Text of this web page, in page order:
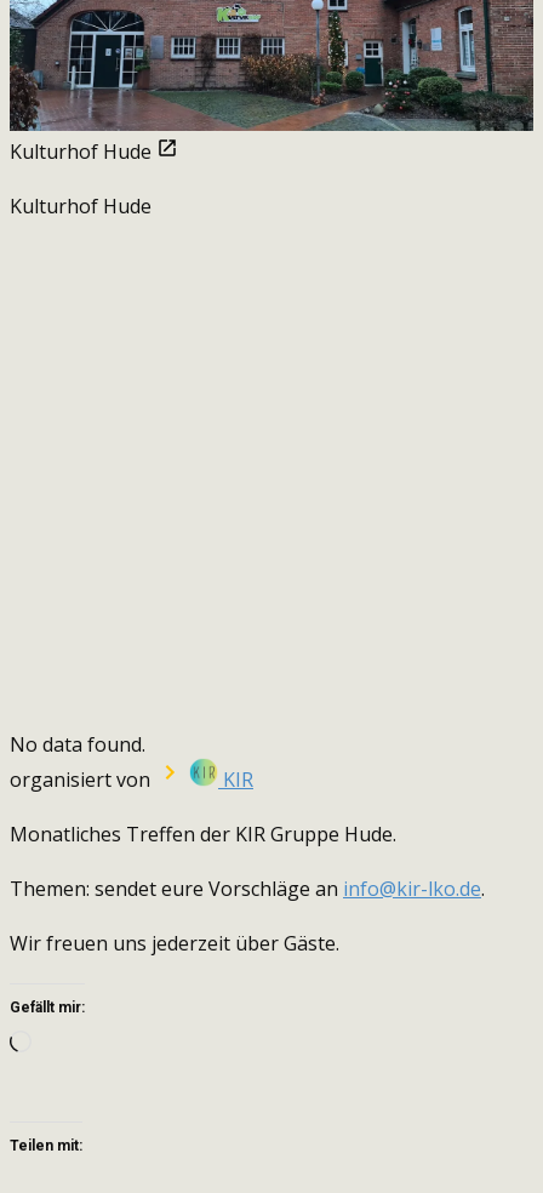
Kulturhof Hude
Kulturhof Hude
No data found.
organisiert von
KIR
Monatliches Treffen der KIR Gruppe Hude.
Themen: sendet eure Vorschläge an info@kir-lko.de.
Wir freuen uns jederzeit über Gäste.
Gefällt mir:
Teilen mit: